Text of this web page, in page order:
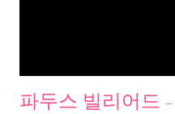
파두스 빌리어드